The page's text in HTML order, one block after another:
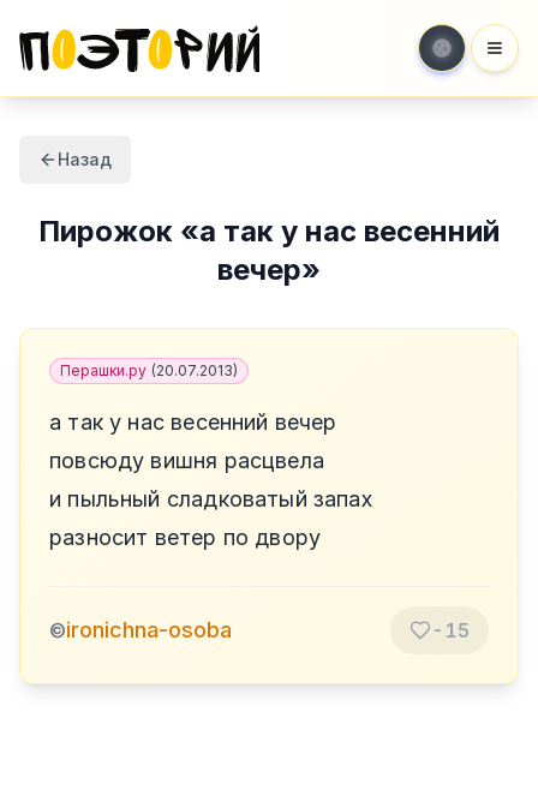
Назад
Пирожок «а так у нас весенний
вечер»
Перашки.ру (20.07.2013)
а так у нас весенний вечер
повсюду вишня расцвела
и пыльный сладковатый запах
разносит ветер по двору
©ironichna-osoba -15